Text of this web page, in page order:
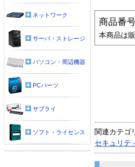
商品番
本商品は
関連カテゴ
セキュリテ
ネットワーク
サーバ・ストレージ
パソコン・周辺機器
PCパーツ
サプライ
ソフト・ライセンス